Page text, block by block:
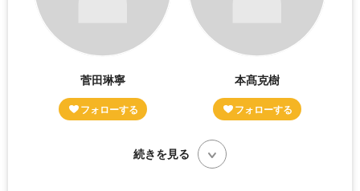
菅田琳寧 本髙克樹
続きを見る